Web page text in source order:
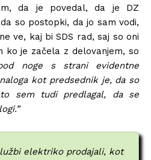
da je povedal, da je DZ
so postopki, da jo sam vodi,
ve, kaj bi SDS rad, saj so oni
ko je začela z delovanjem, so
noge s strani evidentne
kot predsednik je, da so
sem tudi predlagal, da se
elektriko prodajali, kot